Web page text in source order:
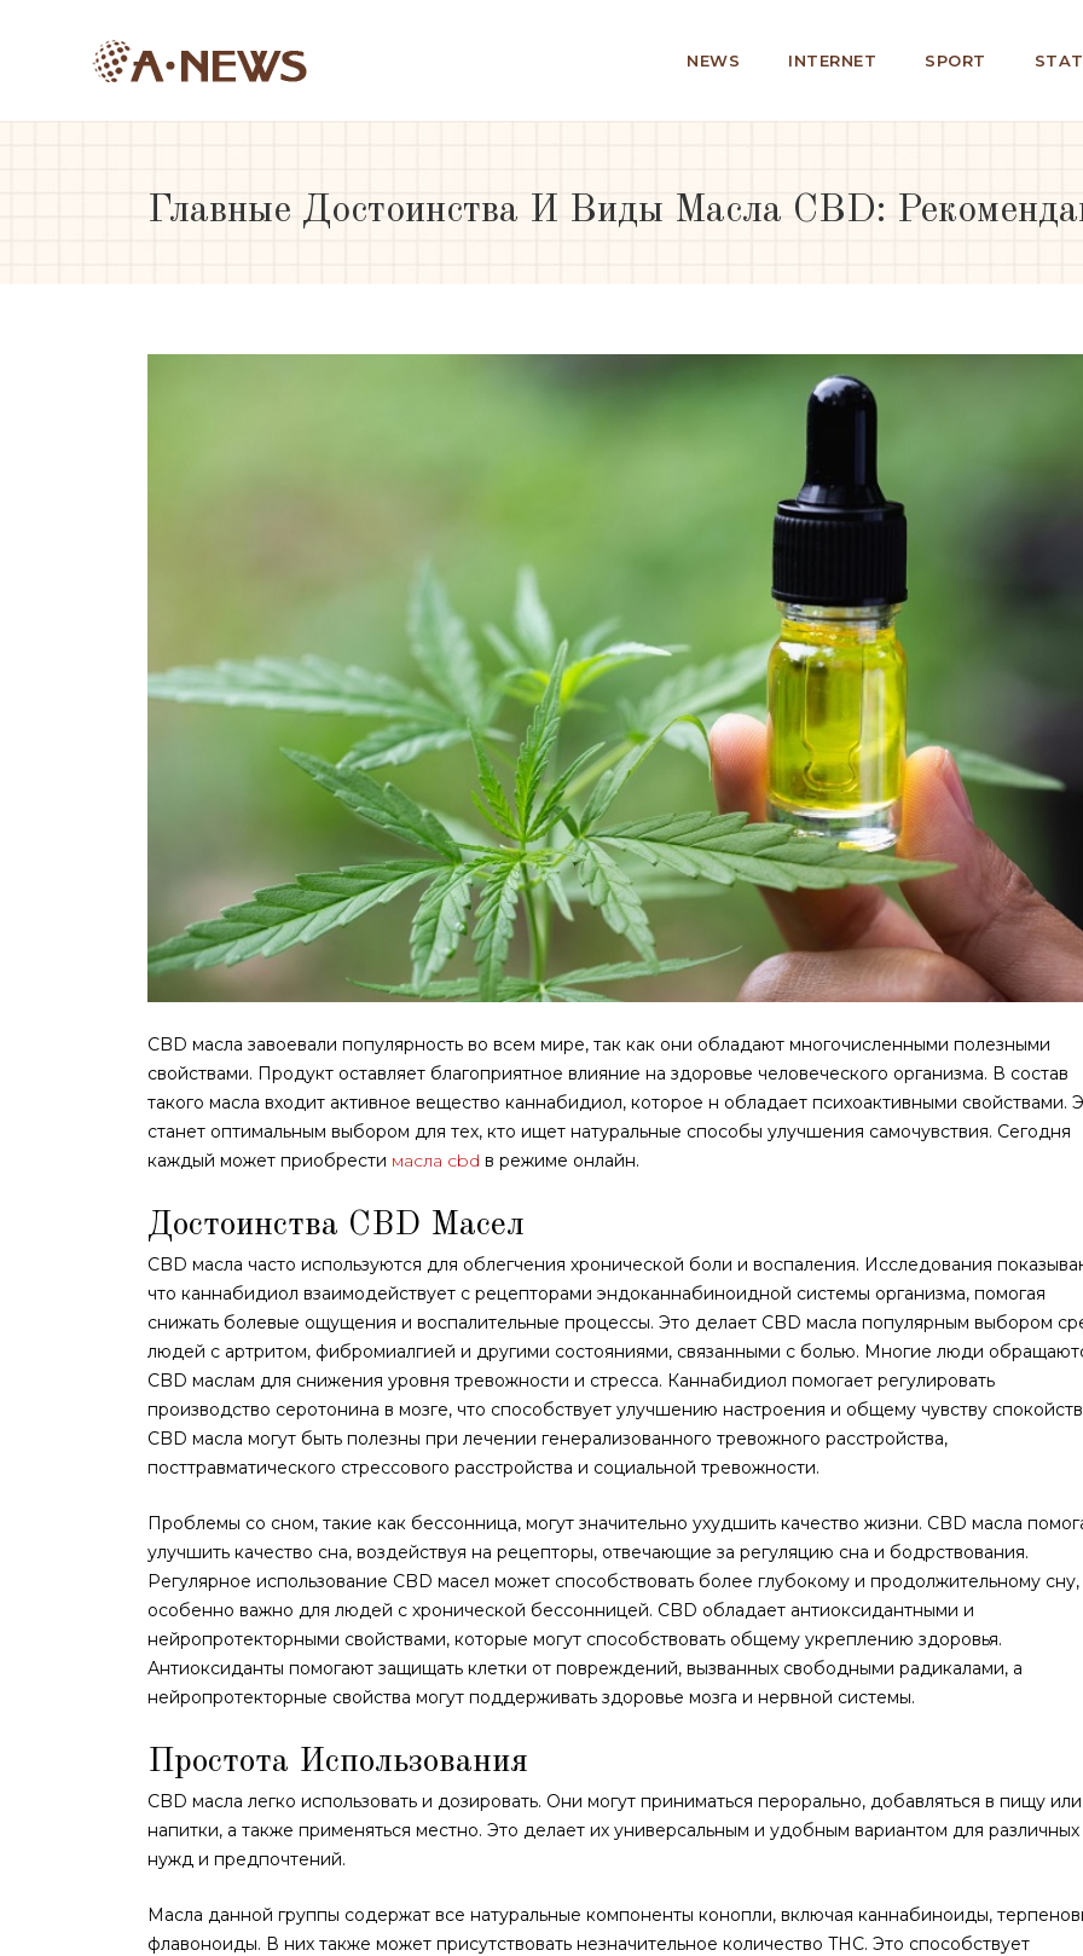
NEWS INTERNET SPORT
Главные Достоинства И Виды Масла CBD:
CBD масла завоевали популярность во всем мире, так как они обладают многочисленными полезными
свойствами. Продукт оставляет благоприятное влияние на здоровье человеческого организма. В состав
такого масла входит активное вещество каннабидиол, которое н обладает психоактивными свойствами.
станет оптимальным выбором для тех, кто ищет натуральные способы улучшения самочувствия. Сегодня
каждый может приобрести масла cbd в режиме онлайн.
Достоинства CBD Масел
CBD масла часто используются для облегчения хронической боли и воспаления. Исследования
что каннабидиол взаимодействует с рецепторами эндоканнабиноидной системы организма, помогая
снижать болевые ощущения и воспалительные процессы. Это делает CBD масла популярным выбором
людей с артритом, фибромиалгией и другими состояниями, связанными с болью. Многие люди
CBD маслам для снижения уровня тревожности и стресса. Каннабидиол помогает регулировать
производство серотонина в мозге, что способствует улучшению настроения и общему чувству
CBD масла могут быть полезны при лечении генерализованного тревожного расстройства,
посттравматического стрессового расстройства и социальной тревожности.
Проблемы со сном, такие как бессонница, могут значительно ухудшить качество жизни. CBD масла
улучшить качество сна, воздействуя на рецепторы, отвечающие за регуляцию сна и бодрствования.
Регулярное использование CBD масел может способствовать более глубокому и продолжительному сну,
особенно важно для людей с хронической бессонницей. CBD обладает антиоксидантными и
нейропротекторными свойствами, которые могут способствовать общему укреплению здоровья.
Антиоксиданты помогают защищать клетки от повреждений, вызванных свободными радикалами, а
нейропротекторные свойства могут поддерживать здоровье мозга и нервной системы.
Простота Использования
CBD масла легко использовать и дозировать. Они могут приниматься перорально, добавляться в пищу или
напитки, а также применяться местно. Это делает их универсальным и удобным вариантом для различных
нужд и предпочтений.
Масла данной группы содержат все натуральные компоненты конопли, включая каннабиноиды,
флавоноиды. В них также может присутствовать незначительное количество THC. Это способствует